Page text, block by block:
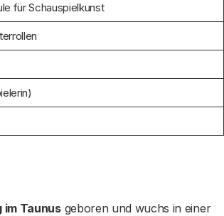
für Schauspielkunst
im Taunusgeboren und wuchs in einer